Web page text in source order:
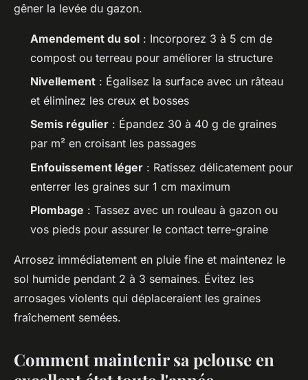
gêner la levée du gazon.
Amendement du sol : Incorporez 3 à 5 cm de
compost ou terreau pour améliorer la structure
Nivellement : Égalisez la surface avec un râteau
et éliminez les creux et bosses
Semis régulier : Épandez 30 à 40 g de graines
par m² en croisant les passages
Enfouissement léger : Ratissez délicatement pour
enterrer les graines sur 1 cm maximum
Plombage : Tassez avec un rouleau à gazon ou
vos pieds pour assurer le contact terre-graine
Arrosez immédiatement en pluie fine et maintenez le
sol humide pendant 2 à 3 semaines. Évitez les
arrosages violents qui déplaceraient les graines
fraîchement semées.
Comment maintenir sa pelouse en